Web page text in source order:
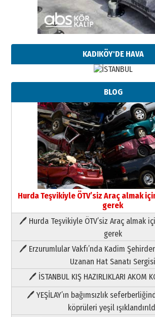
KADIKÖY'DE HAVA
BLOG
Hurda Teşvikiyle ÖTV’siz Araç almak
gerek
🖊 Hurda Teşvikiyle ÖTV’siz Araç almak
gerek
🖊 Erzurumlular Vakfı’nda Kadim
Uzanan Hat Sanatı Sergisi
🖊 İSTANBUL KIŞ HAZIRLIKLARI AKOM
🖊 YEŞİLAY’ın bağımsızlık
köprüleri yeşil
Paranın Aile Kültüründeki Yeri
03 Ağustos 2026 Pazartesi
Yıldırım Gündoğdu
HAVVA’NIN ÜÇ KIZI
09 Temmuz 2026 Perşembe